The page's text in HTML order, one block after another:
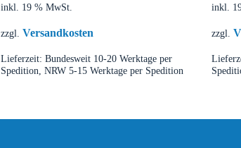
inkl. 19 % MwSt.
zzgl. Versandkosten
Lieferzeit: Bundesweit 10-20 Werktage per
Spedition, NRW 5-15 Werktage per Spedition
inkl.
zzgl.